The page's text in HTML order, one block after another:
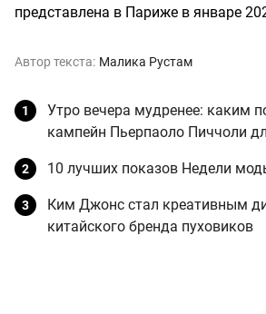
представлена в Париже в январе
Автор текста: Малика Рустам
Утро вечера мудренее: каким
кампейн Пьерпаоло Пиччоли
10 лучших показов Недели
Ким Джонс стал креативным
китайского бренда пуховиков